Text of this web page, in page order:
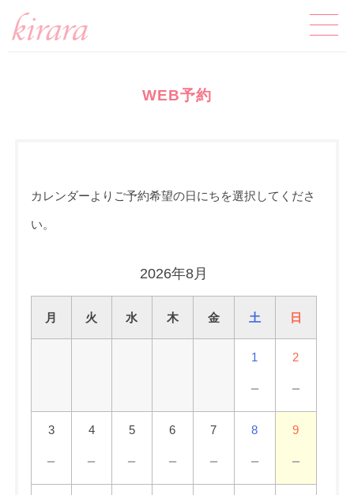
WEB予約
カレンダーよりご予約希望の日にちを選択してくださ
い。
2026年8月
月 火 水 木 金 土 日
1
－
2
－
3
－
4
－
5
－
6
－
7
－
8
－
9
－